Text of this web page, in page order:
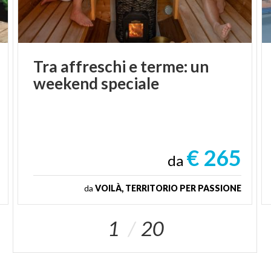
Tra affreschi eterme: un
weekend speciale
da € 265
da VOILÀ, TERRITORIO PER PASSIONE
1 20